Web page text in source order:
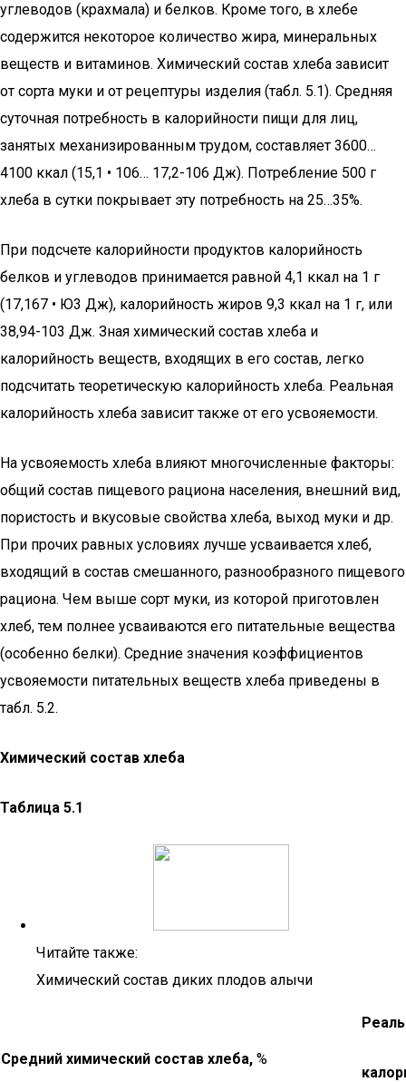
углеводов (крахмала) и белков. Кроме того, в хлебе
содержится некоторое количество жира, минеральных
веществ и витаминов. Химический состав хлеба зависит
от сорта муки и от рецептуры изделия (табл. 5.1). Средняя
суточная потребность в калорийности пищи для лиц,
занятых ме­ханизированным трудом, составляет 3600…
4100 ккал (15,1 • 106… 17,2-106 Дж). Потреб­ление 500 г
хлеба в сутки покрывает эту потребность на 25…35%.
При подсчете калорийности продуктов калорийность
белков и углеводов прини­мается равной 4,1 ккал на 1 г
(17,167 • Ю3 Дж), калорийность жиров 9,3 ккал на 1 г, или
38,94-103 Дж. Зная химический состав хлеба и
калорийность веществ, входящих в его состав, легко
подсчитать теоретическую калорийность хлеба. Реальная
калорийность хлеба зависит также от его усвояемости.
На усвояемость хлеба влияют многочисленные факторы:
общий состав пищевого ра­циона населения, внешний вид,
пористость и вкусовые свойства хлеба, выход муки и др.
При прочих равных условиях лучше усваивается хлеб,
входящий в состав смешанного, разнообразного пищевого
рациона. Чем выше сорт муки, из которой приготовлен
хлеб, тем полнее усваиваются его питательные вещества
(особенно белки). Средние значения коэффициентов
усвояемости питательных веществ хлеба приведены в
табл. 5.2.
Химический состав хлеба
Таблица 5.1
Читайте также:
Химический состав диких плодов алычи
Средний химический состав хлеба, %